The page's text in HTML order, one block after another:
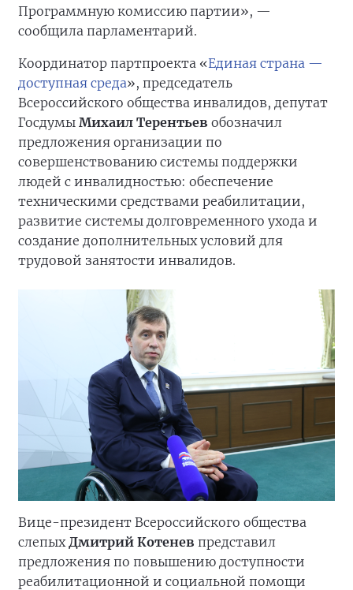
Программную комиссию партии», —
сообщила парламентарий.
Координатор партпроекта «Единая страна —
доступная среда», председатель
Всероссийского общества инвалидов, депутат
Госдумы Михаил Терентьев обозначил
предложения организации по
совершенствованию системы поддержки
людей с инвалидностью: обеспечение
техническими средствами реабилитации,
развитие системы долговременного ухода и
создание дополнительных условий для
трудовой занятости инвалидов.
Вице-президент Всероссийского общества
слепыхДмитрий Котенев представил
предложения по повышению доступности
реабилитационной и социальной помощи